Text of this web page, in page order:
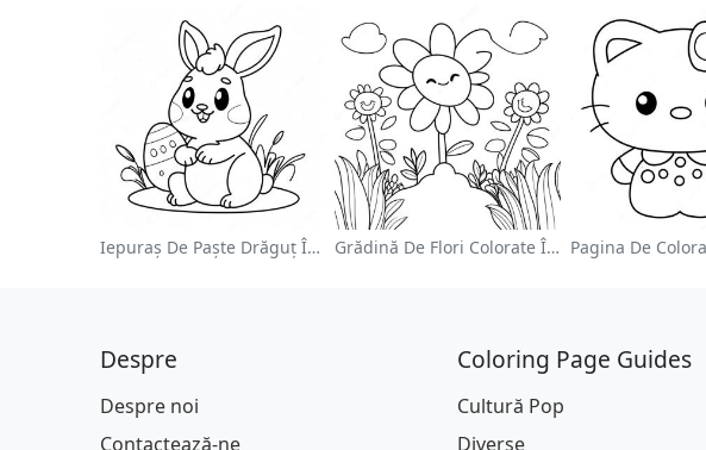
Iepuraș De Paște Drăguț În Pagină De Colorat Grădină De Flori Colorate În Pagină De Colorat
Despre
Despre noi
Contactează-ne
Coloring Page Guides
Cultură Pop
Diverse